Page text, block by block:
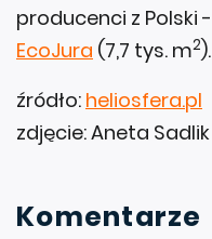
producenci z Polski -
EcoJura (7,7 tys. m2).
źródło: heliosfera.pl
zdjęcie: Aneta Sadlik
Komentarze